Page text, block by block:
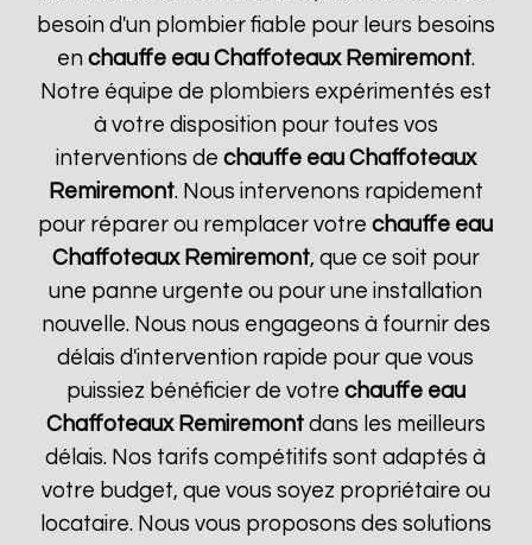
besoin d'un plombier fiable pour leurs besoins
en chauffe eau Chaffoteaux Remiremont.
Notre équipe de plombiers expérimentés est
à votre disposition pour toutes vos
interventions de chauffe eau Chaffoteaux
Remiremont. Nous intervenons rapidement
pour réparer ou remplacer votrechauffe eau
Chaffoteaux Remiremont, que ce soit pour
une panne urgente ou pour une installation
nouvelle. Nous nous engageons à fournir des
délais d'intervention rapide pour que vous
puissiez bénéficier de votre chauffe eau
Chaffoteaux Remiremontdans les meilleurs
délais. Nos tarifs compétitifs sont adaptés à
votre budget, que vous soyez propriétaire ou
locataire. Nous vous proposons des solutions